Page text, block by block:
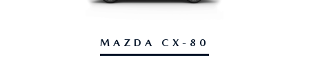
MAZDA CX-80